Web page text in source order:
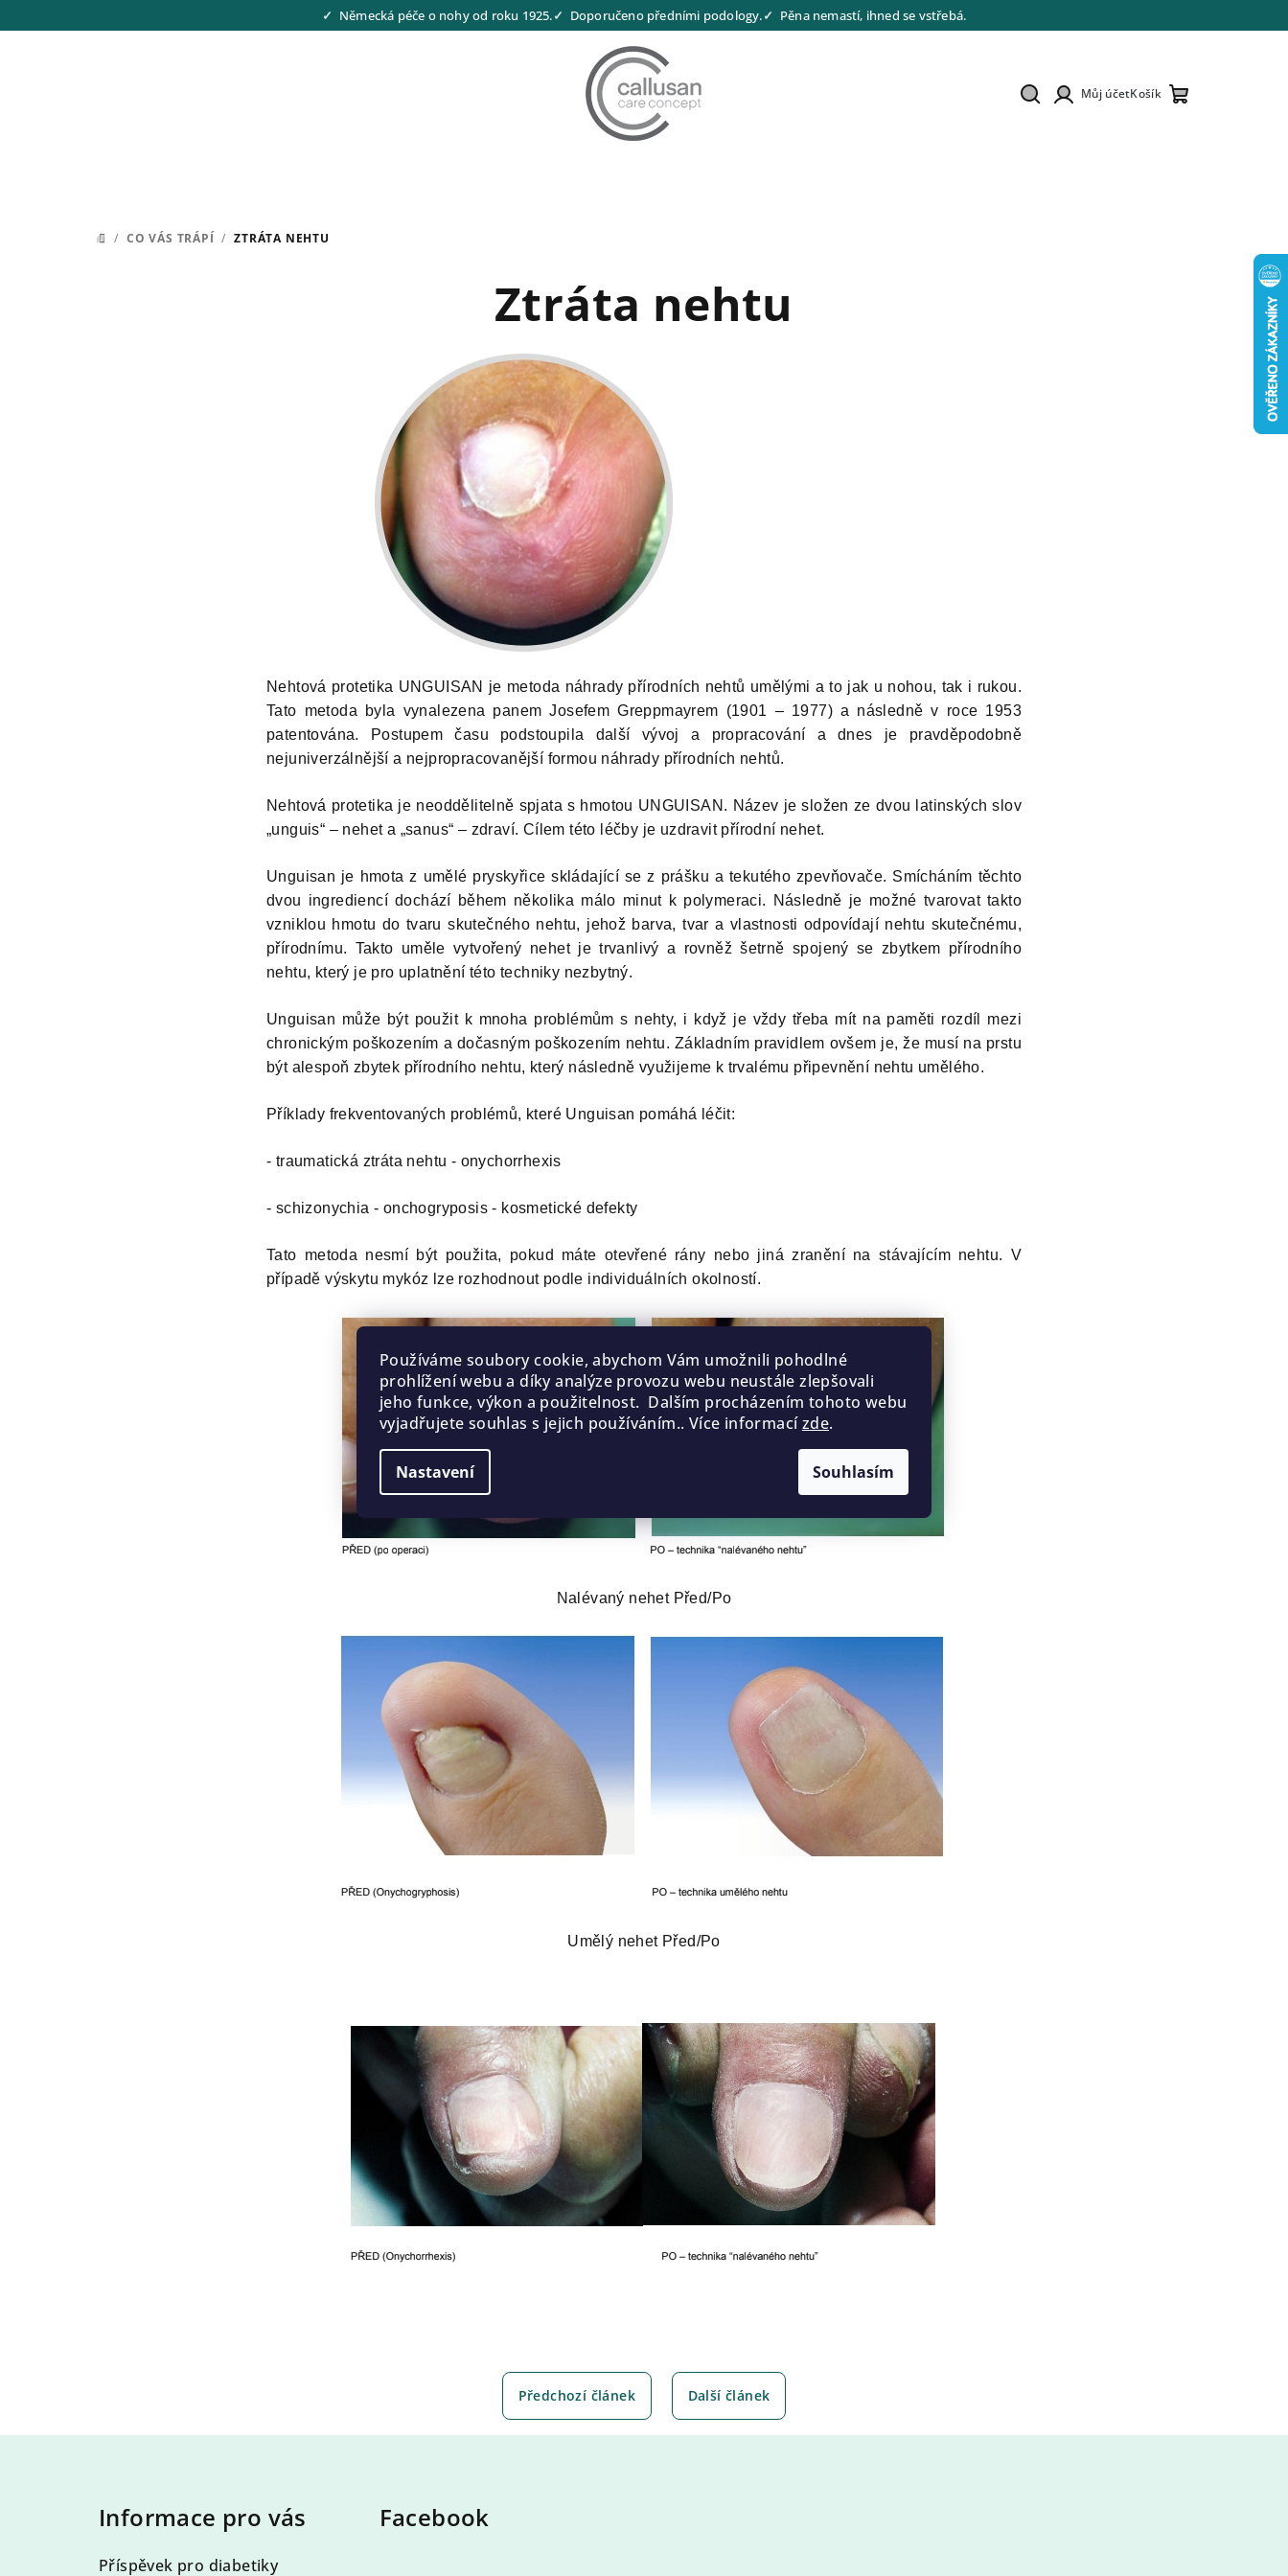
Používáme soubory cookie, abychom Vám umožnili pohodlné
prohlížení webu a díky analýze provozu webu neustále zlepšovali
jeho funkce, výkon a použitelnost. Dalším procházením tohoto webu
vyjadřujete souhlas s jejich používáním.. Více informacízde.
Nastavení Souhlasím
na
Německá péče o nohy od roku 1925. Doporučeno předními podology. Pěna nemastí, ihned se vstřebá.
Můj účetKošík
DOMŮ
/ CO VÁS TRÁPÍ / ZTRÁTA NEHTU
Ztráta nehtu
Nehtová protetika UNGUISAN je metoda náhrady přírodních nehtů umělými a to jak u nohou, tak i rukou.
Tato metoda byla vynalezena panem Josefem Greppmayrem (1901 – 1977) a následně v roce 1953
patentována. Postupem času podstoupila další vývoj a propracování a dnes je pravděpodobně
nejuniverzálnější a nejpropracovanější formou náhrady přírodních nehtů.
Nehtová protetika je neoddělitelně spjata s hmotou UNGUISAN. Název je složen ze dvou latinských slov
„unguis“ – nehet a „sanus“ – zdraví. Cílem této léčby je uzdravit přírodní nehet.
Unguisan je hmota z umělé pryskyřice skládající se z prášku a tekutého zpevňovače. Smícháním těchto
dvou ingrediencí dochází během několika málo minut k polymeraci. Následně je možné tvarovat takto
vzniklou hmotu do tvaru skutečného nehtu, jehož barva, tvar a vlastnosti odpovídají nehtu skutečnému,
přírodnímu. Takto uměle vytvořený nehet je trvanlivý a rovněž šetrně spojený se zbytkem přírodního
nehtu, který je pro uplatnění této techniky nezbytný.
Unguisan může být použit k mnoha problémům s nehty, i když je vždy třeba mít na paměti rozdíl mezi
chronickým poškozením a dočasným poškozením nehtu. Základním pravidlem ovšem je, že musí na prstu
být alespoň zbytek přírodního nehtu, který následně využijeme k trvalému připevnění nehtu umělého.
Příklady frekventovaných problémů, které Unguisan pomáhá léčit:
- traumatická ztráta nehtu - onychorrhexis
- schizonychia - onchogryposis - kosmetické defekty
Tato metoda nesmí být použita, pokud máte otevřené rány nebo jiná zranění na stávajícím nehtu. V
případě výskytu mykóz lze rozhodnout podle individuálních okolností.
Nalévaný nehet Před/Po
Umělý nehet Před/Po
Předchozí článek Další článek
Informace pro vás
Příspěvek pro diabetiky
Facebook